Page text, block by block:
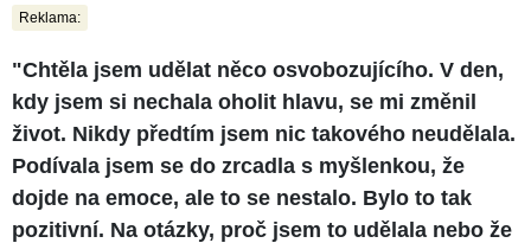
Reklama:
"Chtěla jsem udělat něco osvobozujícího. V den,
kdy jsem si nechala oholit hlavu, se mi změnil
život. Nikdy předtím jsem nic takového neudělala.
Podívala jsem se do zrcadla s myšlenkou, že
dojde na emoce, ale to se nestalo. Bylo to tak
pozitivní. Na otázky, proč jsem to udělala nebo že